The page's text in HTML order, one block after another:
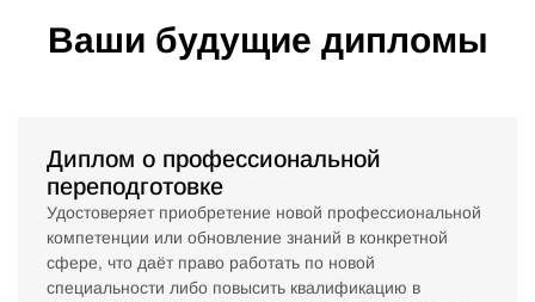
Ваши будущие дипломы
Диплом о профессиональной
переподготовке
Удостоверяет приобретение новой профессиональной
компетенции или обновление знаний в конкретной
сфере, что даёт право работать по новой
специальности либо повысить квалификацию в